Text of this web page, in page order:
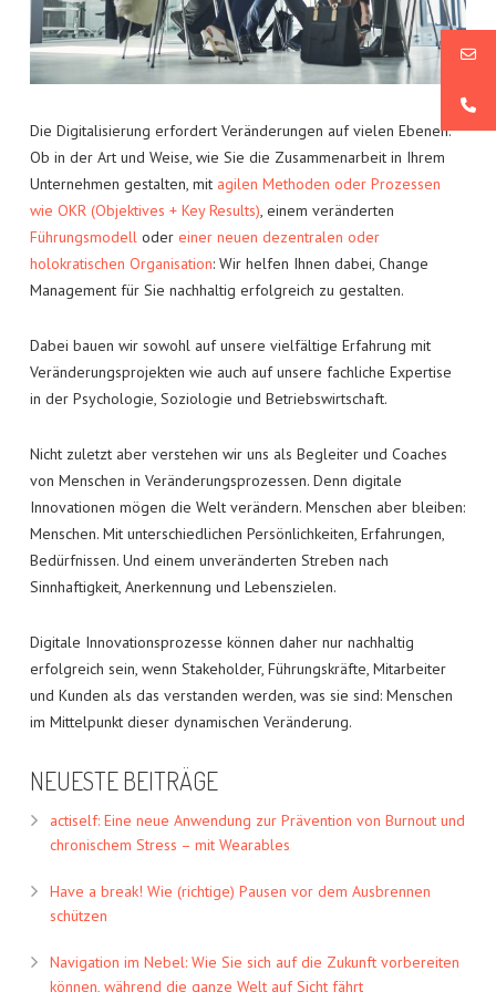
MODERNE PERSONALARBEIT
UNTERNEHMENSWERTE: VON DER IDEE ZUR GELEBTEN
KULTUR
KONTAKT
Die Digitalisierung erfordert Veränderungen auf vielen Ebenen.
Ob in der Art und Weise, wie Sie die Zusammenarbeit in Ihrem
Unternehmen gestalten, mit agilen Methoden oder Prozessen
wie OKR (Objektives + Key Results), einem veränderten
Führungsmodelloder einer neuen dezentralen oder
holokratischen Organisation: Wir helfen Ihnen dabei, Change
Management für Sie nachhaltig erfolgreich zu gestalten.
Dabei bauen wir sowohl auf unsere vielfältige Erfahrung mit
Veränderungsprojekten wie auch auf unsere fachliche Expertise
in der Psychologie, Soziologie und Betriebswirtschaft.
Nicht zuletzt aber verstehen wir uns als Begleiter und Coaches
von Menschen in Veränderungsprozessen. Denn digitale
Innovationen mögen die Welt verändern. Menschen aber bleiben:
Menschen. Mit unterschiedlichen Persönlichkeiten, Erfahrungen,
Bedürfnissen. Und einem unveränderten Streben nach
Sinnhaftigkeit, Anerkennung und Lebenszielen.
Digitale Innovationsprozesse können daher nur nachhaltig
erfolgreich sein, wenn Stakeholder, Führungskräfte, Mitarbeiter
und Kunden als das verstanden werden, was sie sind: Menschen
im Mittelpunkt dieser dynamischen Veränderung.
NEUESTE BEITRÄGE
actiself: Eine neue Anwendung zur Prävention von Burnout und
chronischem Stress – mit Wearables
Have a break! Wie (richtige) Pausen vor dem Ausbrennen
schützen
Navigation im Nebel: Wie Sie sich auf die Zukunft vorbereiten
können, während die ganze Welt auf Sicht fährt